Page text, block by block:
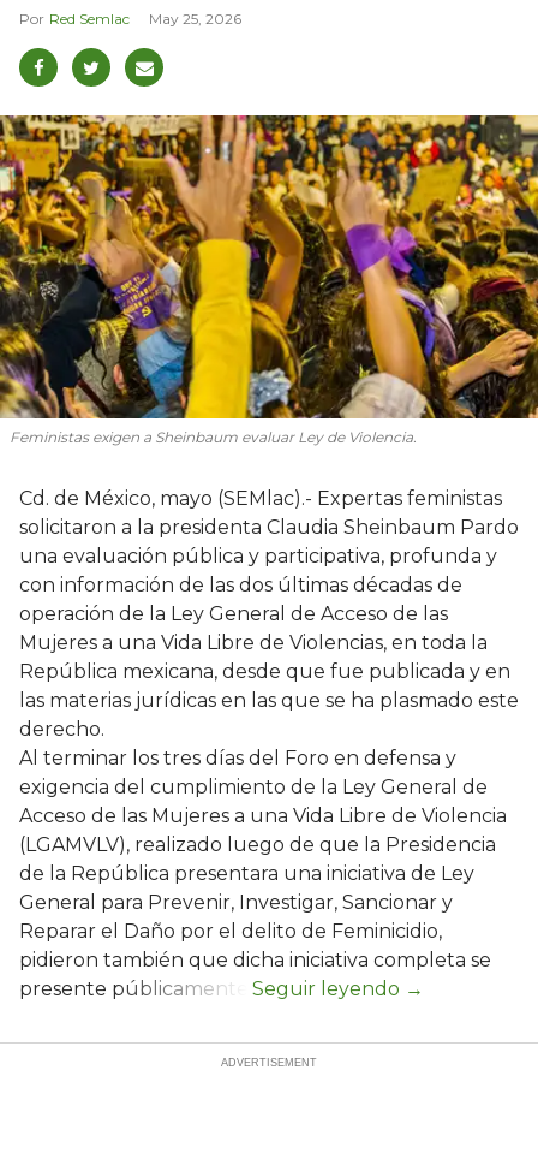
Red Semlac May 25, 2026
Feministas exigen a Sheinbaum evaluar Ley de Violencia.
Cd. de México, mayo (SEMlac).- Expertas feministas
solicitaron a la presidenta Claudia Sheinbaum Pardo
una evaluación pública y participativa, profunda y
con información de las dos últimas décadas de
operación de la Ley General de Acceso de las
Mujeres a una Vida Libre de Violencias, en toda la
República mexicana, desde que fue publicada y en
las materias jurídicas en las que se ha plasmado este
derecho.
Al terminar los tres días del Foro en defensa y
exigencia del cumplimiento de la Ley General de
Acceso de las Mujeres a una Vida Libre de Violencia
(LGAMVLV), realizado luego de que la Presidencia
de la República presentara una iniciativa de Ley
General para Prevenir, Investigar, Sancionar y
Reparar el Daño por el delito de Feminicidio,
pidieron también que dicha iniciativa completa se
presente públicamente.